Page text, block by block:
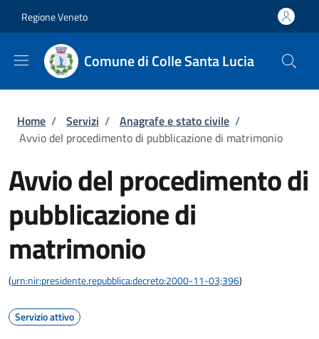
Regione Veneto
Comune di Colle Santa Lucia
Briciole di pane
Home / Servizi / Anagrafe e stato civile /
Avvio del procedimento di pubblicazione di matrimonio
Avvio del procedimento di
pubblicazione di
matrimonio
(urn:nir:presidente.repubblica:decreto:2000-11-03;396)
Servizio attivo